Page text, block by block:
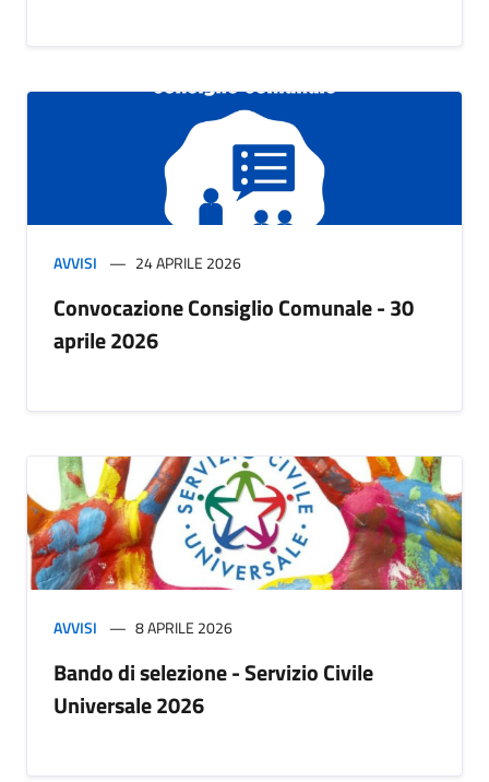
AVVISI 24 APRILE 2026
Convocazione Consiglio Comunale - 30
aprile 2026
AVVISI 8 APRILE 2026
Bando di selezione - Servizio Civile
Universale 2026